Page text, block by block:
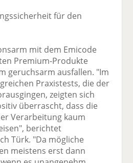
für den
mit dem Emicode
Premium-Produkte
geruchsarm ausfallen. "Im
Praxistests, die der
zeigten sich
überrascht, dass die
Verarbeitung kaum
berichtet
Türk. "Da mögliche
meistens erst dann